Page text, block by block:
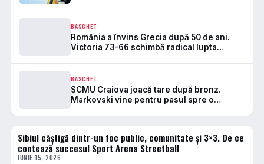
BASCHET
România a învins Grecia după 50 de ani.
Victoria 73-66 schimbă radical lupta
BASCHET
SCMU Craiova joacă tare după bronz.
Markovski vine pentru pasul spre o
BASCHET
Sibiul câștigă dintr-un foc public, comunitate și 3×3. De ce
contează succesul Sport Arena Streetball
IUNIE 15, 2026